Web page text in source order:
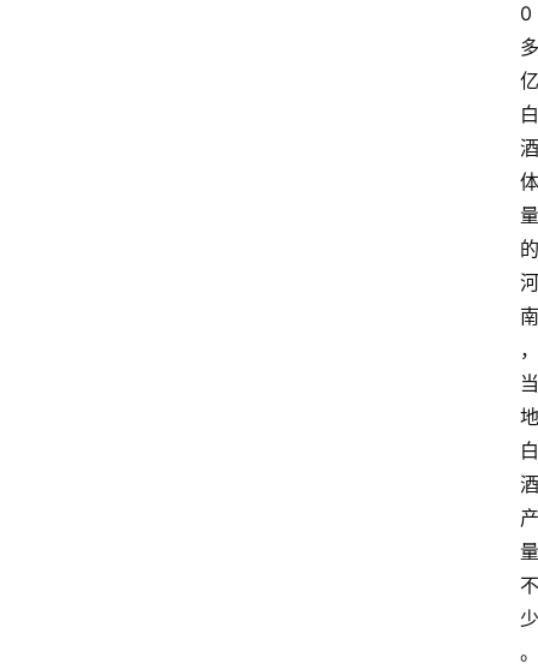
0
多
亿
白
酒
体
量
的
河
南
，
当
地
白
酒
产
量
不
少
。